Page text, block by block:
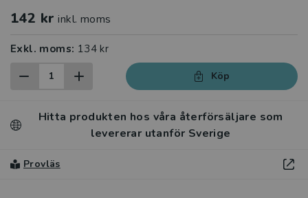
142 kr inkl. moms
Exkl. moms: 134 kr
Köp
Hitta produkten hos våra återförsäljare som
levererar utanför Sverige
Provläs